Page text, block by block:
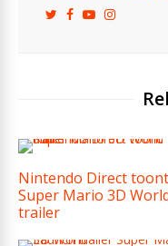
Nintendo Direct toont
Super Mario 3D
trailer